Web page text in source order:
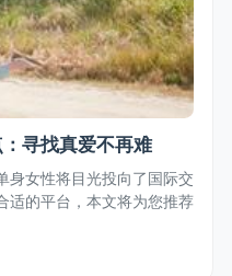
寻找真爱不再难
身女性将目光投向了国际交
适的平台，本文将为您推荐